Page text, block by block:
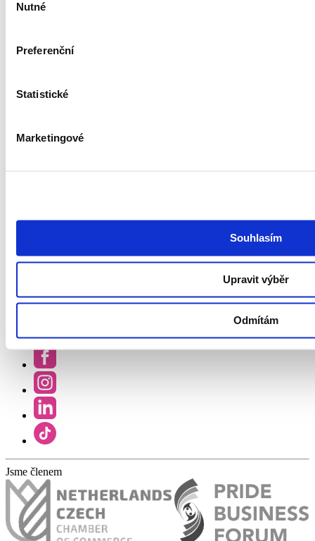
souhlasu
Nutné
Preferenční
Statistické
Marketingové
Souhlasím
Upravit výběr
Odmítám
Outplacement
HR Marketing
Politika ochrany osobních údajů a systému řízení bezpečnosti
Prohlášení o přístupnosti
Najděte si práci
ITjede.cz
Jsme členem